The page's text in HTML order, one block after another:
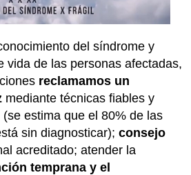
del síndrome y
vida de las personas afectadas,
reclamamos un
mediante técnicas fiables y
estima que el 80% de las
sin diagnosticar); consejo
acreditado; atender la
temprana y el